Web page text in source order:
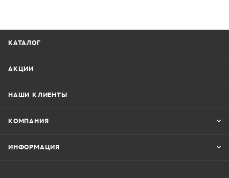
КАТАЛОГ
АКЦИИ
НАШИ КЛИЕНТЫ
КОМПАНИЯ
ИНФОРМАЦИЯ